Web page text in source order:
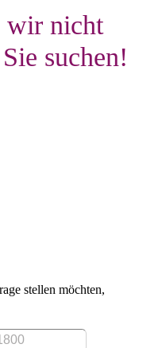
wir nicht
suchen!
stellen möchten,